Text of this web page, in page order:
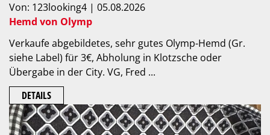
Von: 123looking4 | 05.08.2026
Hemd von Olymp
Verkaufe abgebildetes, sehr gutes Olymp-Hemd (Gr.
siehe Label) für 3€, Abholung in Klotzsche oder
Übergabe in der City. VG, Fred ...
DETAILS